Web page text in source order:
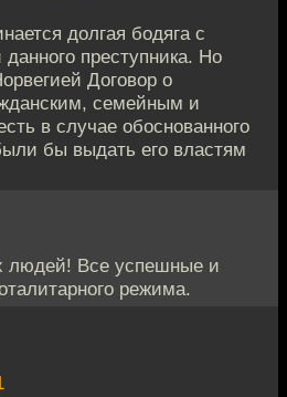
долгая бодяга с
преступника. Но
Договор о
семейным и
в случае обоснованного
бы выдать его властям
людей! Все успешные и
режима.